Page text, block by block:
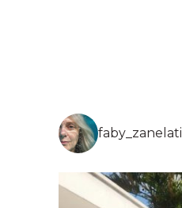
faby_zanelati